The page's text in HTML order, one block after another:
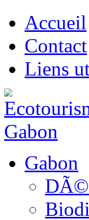
Accueil
Contact
Liens
Gabon